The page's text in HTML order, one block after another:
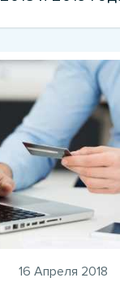
16 Апреля 2018